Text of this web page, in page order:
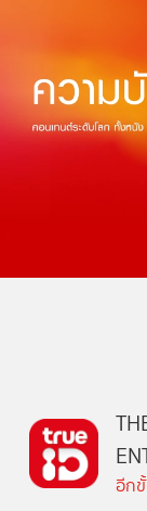
อีก